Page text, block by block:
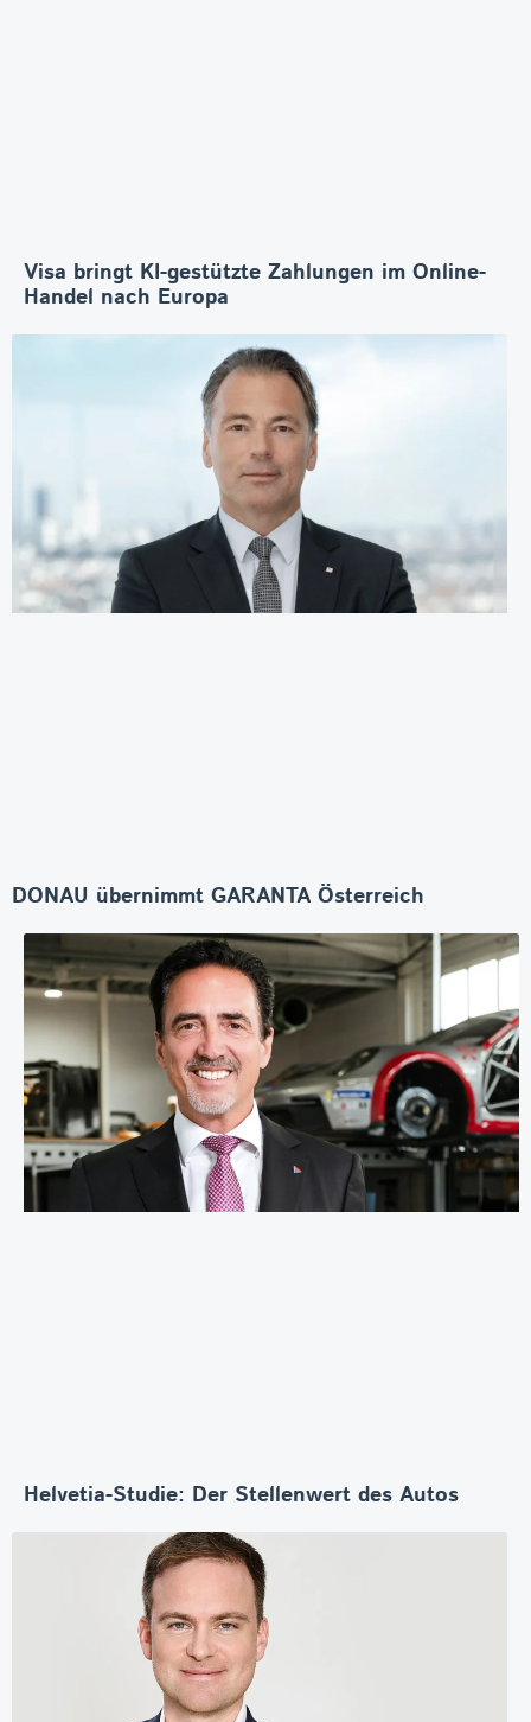
Visa bringt KI-gestützte Zahlungen im Online-
Handel nach Europa
DONAU übernimmt GARANTA Österreich
Helvetia-Studie: Der Stellenwert des Autos